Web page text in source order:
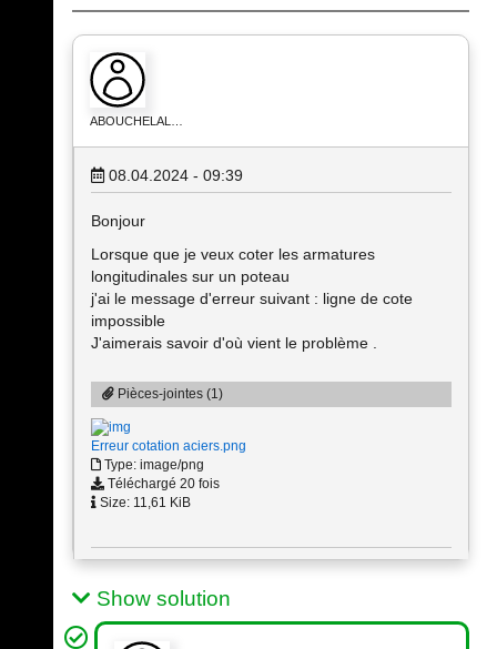
ABOUCHELAL…
08.04.2024 - 09:39
Bonjour
Lorsque que je veux coter les armatures
longitudinales sur un poteau
j'ai le message d'erreur suivant : ligne de cote
impossible
J'aimerais savoir d'où vient le problème .
Pièces-jointes (1)
Erreur cotation aciers.png
Type: image/png
Téléchargé 20 fois
Size: 11,61 KiB
Show solution